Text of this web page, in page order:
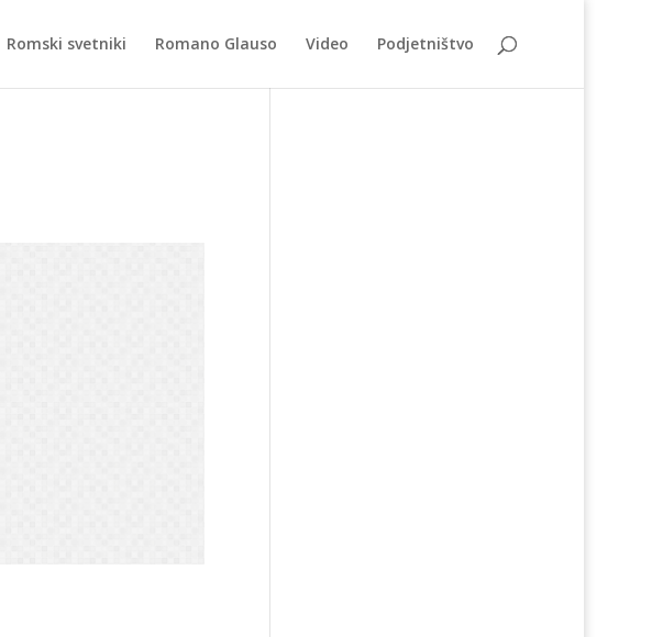
Romski svetniki Romano Glauso Video Podjetništvo